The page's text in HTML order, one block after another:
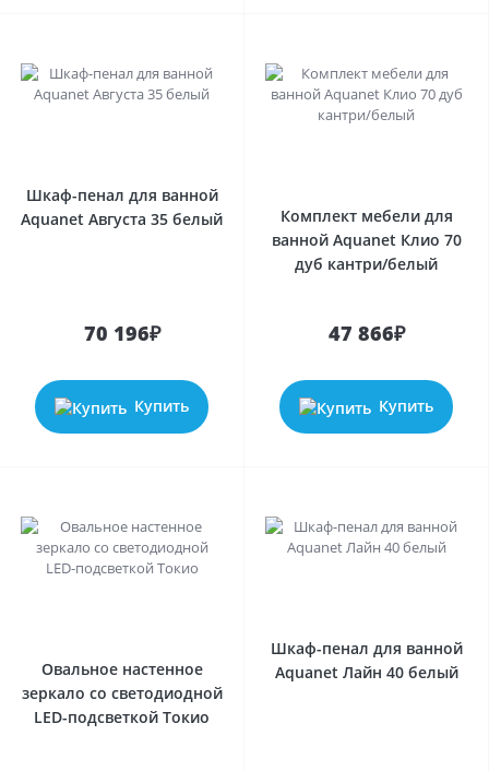
Шкаф-пенал для ванной
Aquanet Августа 35 белый
70 196₽
Купить
Комплект мебели для
ванной Aquanet Клио 70
дуб кантри/белый
47 866₽
Купить
Овальное настенное
зеркало со светодиодной
LED-подсветкой Токио
Шкаф-пенал для ванной
Aquanet Лайн 40 белый